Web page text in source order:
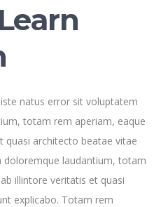
natus error sit voluptatem
totam rem aperiam, eaque
quasi architecto beatae vitae
doloremque laudantium, totam
illintore veritatis et quasi
explicabo. Totam rem